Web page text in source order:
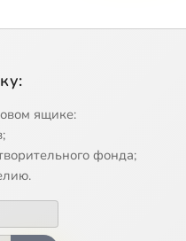
ящике:
фонда;